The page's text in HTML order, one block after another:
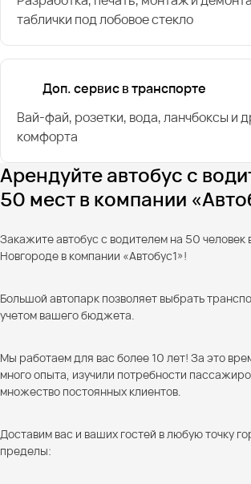
таблички под лобовое стекло
Доп. сервис в транспорте
Вай-фай, розетки, вода, ланчбоксы и
комфорта
Арендуйте автобус с
50 мест в компании
Закажите автобус с водителем на 50
Новгороде в компании «Автобус1»!
Большой автопарк позволяет выбрать
учетом вашего бюджета.
Мы работаем для вас более 10 лет! За это
много опыта, изучили потребности
множество постоянных клиентов.
Доставим вас и ваших гостей в любую точку
пределы: